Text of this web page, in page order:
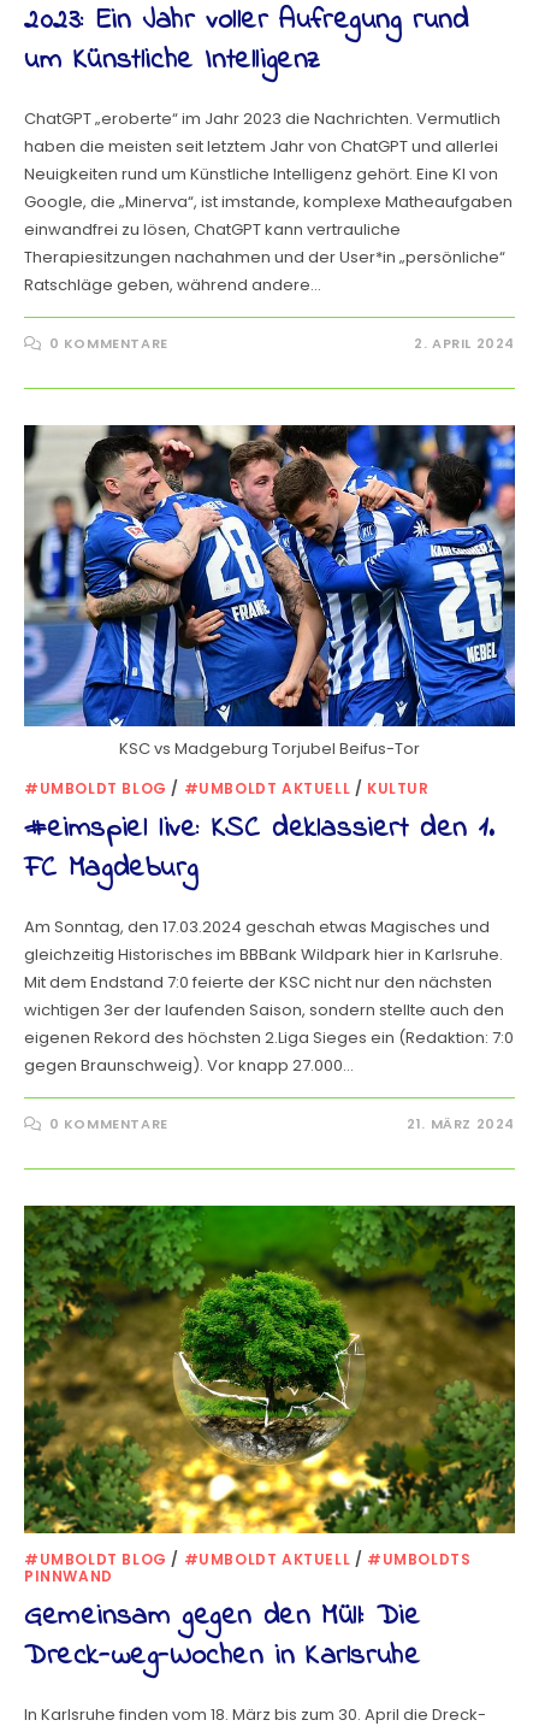
2023: Ein Jahr voller Aufregung rund
um Künstliche Intelligenz
ChatGPT „eroberte“ im Jahr 2023 die Nachrichten. Vermutlich
haben die meisten seit letztem Jahr von ChatGPT und allerlei
Neuigkeiten rund um Künstliche Intelligenz gehört. Eine KI von
Google, die „Minerva“, ist imstande, komplexe Matheaufgaben
einwandfrei zu lösen, ChatGPT kann vertrauliche
Therapiesitzungen nachahmen und der User*in „persönliche“
Ratschläge geben, während andere…
0 KOMMENTARE 2. APRIL 2024
KSC vs Madgeburg Torjubel Beifus-Tor
#UMBOLDT BLOG / #UMBOLDT AKTUELL / KULTUR
#eimspiel live: KSC deklassiert den 1.
FC Magdeburg
Am Sonntag, den 17.03.2024 geschah etwas Magisches und
gleichzeitig Historisches im BBBank Wildpark hier in Karlsruhe.
Mit dem Endstand 7:0 feierte der KSC nicht nur den nächsten
wichtigen 3er der laufenden Saison, sondern stellte auch den
eigenen Rekord des höchsten 2.Liga Sieges ein (Redaktion: 7:0
gegen Braunschweig). Vor knapp 27.000…
0 KOMMENTARE 21. MÄRZ 2024
#UMBOLDT BLOG / #UMBOLDT AKTUELL / #UMBOLDTS
PINNWAND
Gemeinsam gegen den Müll: Die
Dreck-weg-Wochen in Karlsruhe
In Karlsruhe finden vom 18. März bis zum 30. April die Dreck-